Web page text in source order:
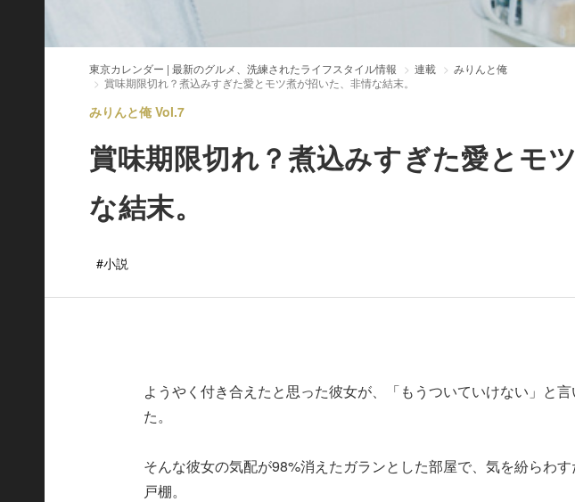
東京カレンダー | 最新のグルメ、洗練されたライフスタイル情報 連載
みりんと俺
賞味期限切れ？煮込みすぎた愛とモツ煮が招いた、非情な結末。
みりんと俺 Vol.7
賞味期限切れ？煮込みすぎた愛とモ
な結末。
#小説
ようやく付き合えたと思った彼女が、「もうついていけない」と
た。
そんな彼女の気配が98%消えたガランとした部屋で、気を紛らわ
戸棚。